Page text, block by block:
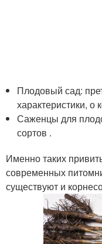
Плодовый сад:
характеристики, о
Саженцы для
сортов .
Именно таких
современных
существуют и